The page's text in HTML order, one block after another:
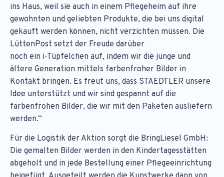
ins Haus, weil sie auch in einem Pflegeheim auf ihre
gewohnten und geliebten Produkte, die bei uns digital
gekauft werden können, nicht verzichten müssen. Die
LüttenPost setzt der Freude darüber
noch ein i-Tüpfelchen auf, indem wir die junge und
ältere Generation mittels farbenfroher Bilder in
Kontakt bringen. Es freut uns, dass STAEDTLER unsere
Idee unterstützt und wir sind gespannt auf die
farbenfrohen Bilder, die wir mit den Paketen ausliefern
werden.“
Für die Logistik der Aktion sorgt die BringLiesel GmbH:
Die gemalten Bilder werden in den Kindertagesstätten
abgeholt und in jede Bestellung einer Pflegeeinrichtung